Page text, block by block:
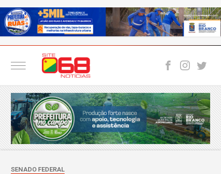
SENADO FEDERAL